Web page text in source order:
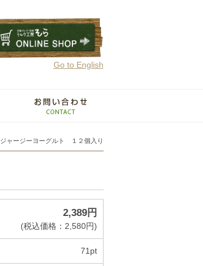
Go to English
ジャージーヨーグルト １２個入り
2,389円
(税込価格：2,580円)
71pt